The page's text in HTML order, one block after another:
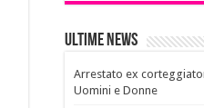
Ultime News
Arrestato ex
Uomini e Donne